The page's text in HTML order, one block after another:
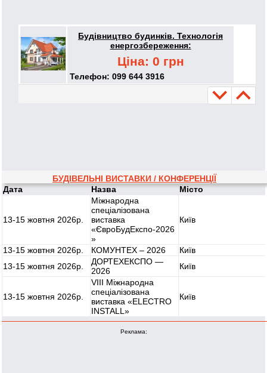
Будівництво будинків. Технологія
енергозбереження:
Ціна: 0 грн
Телефон: 099 644 3916
Укладка Пвх мембраны в Павлограде:
Телефон: 0508882677
БУДІВЕЛЬНІ ВИСТАВКИ / КОНФЕРЕНЦІЇ
Дата
Назва Місто
13-15 жовтня 2026р.
Міжнародна
спеціалізована
виставка
«ЄвроБудЕкспо-2026
»
Київ
13-15 жовтня 2026р. КОМУНТЕХ – 2026
Київ
13-15 жовтня 2026р.
ДОРТЕХЕКСПО —
2026
Київ
13-15 жовтня 2026р.
VIII Міжнародна
спеціалізована
виставка «ELECTRO
INSTALL»
Київ
Реклама: